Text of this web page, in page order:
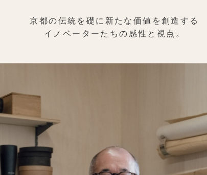
京都の伝統を礎に新たな価値を創造する
イノベーターたちの感性と視点。